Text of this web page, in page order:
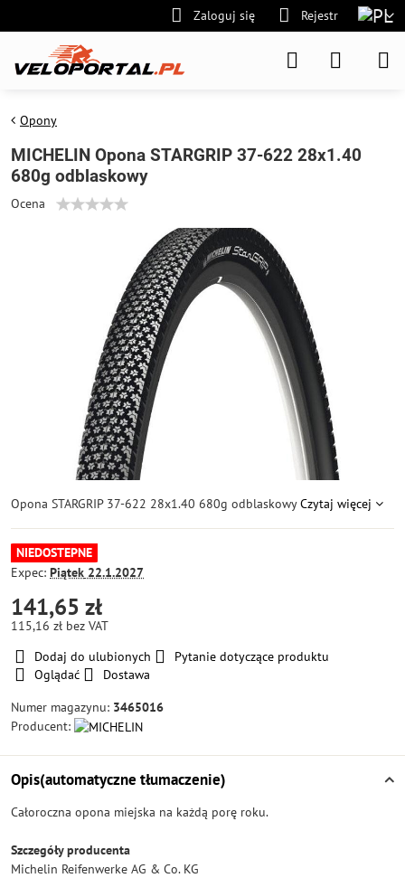
Zaloguj się Rejestr
Opony
MICHELIN Opona STARGRIP 37-622 28x1.40
680g odblaskowy
Ocena
Opona STARGRIP 37-622 28x1.40 680g odblaskowyCzytaj więcej
NIEDOSTEPNE
Expec: Piątek 22.1.2027
141,65 zł
115,16 zł bez VAT
Dodaj do ulubionych
Pytanie dotyczące produktu
Oglądać
Dostawa
Numer magazynu: 3465016
Producent:
Opis(automatyczne tłumaczenie)
Całoroczna opona miejska na każdą porę roku.
Szczegóły producenta
Michelin Reifenwerke AG & Co. KG